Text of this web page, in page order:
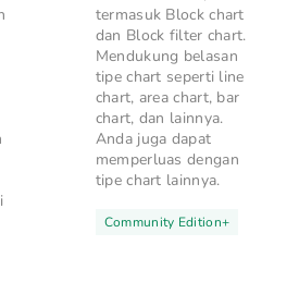
termasuk Block chart
dan Block filter chart.
Mendukung belasan
tipe chart seperti line
chart, area chart, bar
chart, dan lainnya.
Anda juga dapat
memperluas dengan
tipe chart lainnya.
Community Edition+